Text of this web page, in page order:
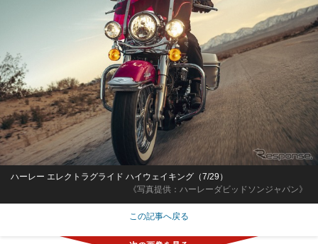
《写真提供：ハーレーダビッドソンジャパン》
ハーレー エレクトラグライド ハイウェイキング（7/29）
この記事へ戻る